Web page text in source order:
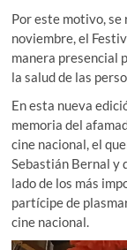
Por este motivo,
noviembre, el
manera presencial
la salud de las
En esta nueva
memoria del
cine nacional, el
Sebastián Bernal y
lado de los más
partícipe de
cine nacional.